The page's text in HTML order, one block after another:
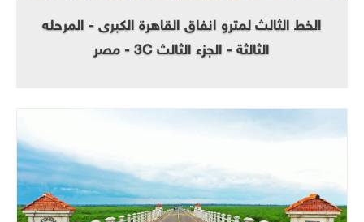
الخط الثالث لمترو انفاق القاهرة الكبرى - المرحله
الثالثة - الجزء الثالث 3C - مصر